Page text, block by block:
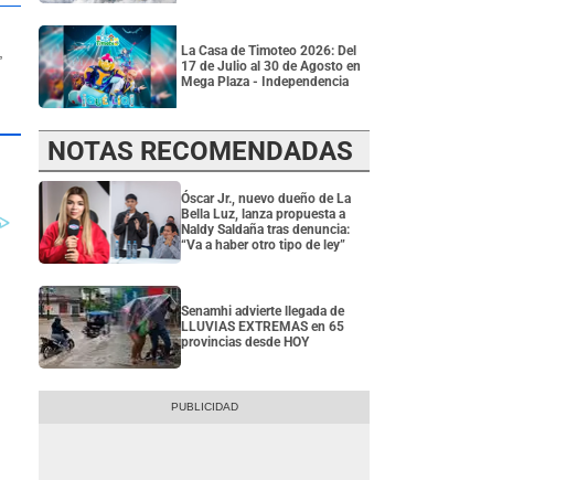
La Casa de Timoteo 2026: Del
17 de Julio al 30 de Agosto en
Mega Plaza - Independencia
NOTAS RECOMENDADAS
Óscar Jr., nuevo dueño de La
Bella Luz, lanza propuesta a
Naldy Saldaña tras denuncia:
“Va a haber otro tipo de ley”
Senamhi advierte llegada de
LLUVIAS EXTREMAS en 65
provincias desde HOY